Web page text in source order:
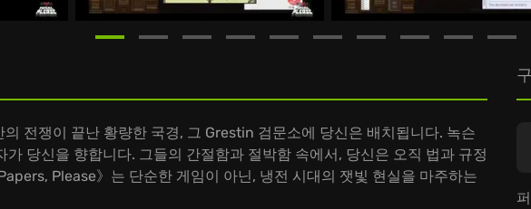
전쟁이 끝난 황량한 국경, 그 Grestin 검문소에 당신은 배치됩니다. 녹슨
가 당신을 향합니다. 그들의 간절함과 절박함 속에서, 당신은 오직 법과 규정
Please》는 단순한 게임이 아닌, 냉전 시대의 잿빛 현실을 마주하는